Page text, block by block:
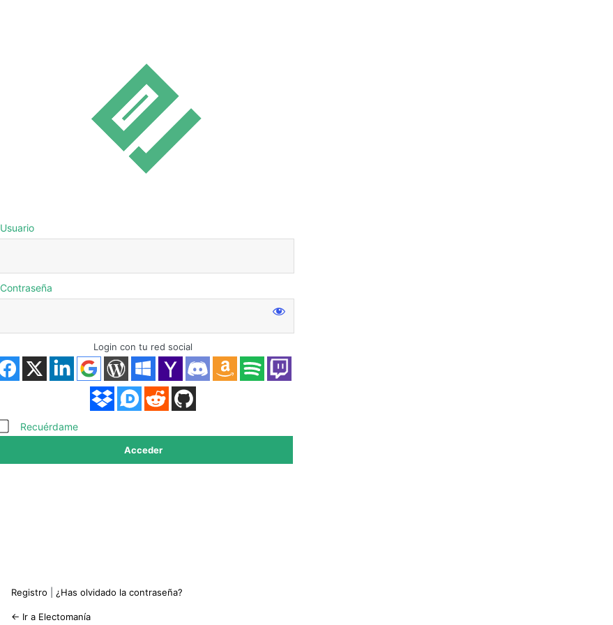
Acceder
Usuario
Contraseña
Login con tu red social
Recuérdame
Registro ¿Has olvidado la contraseña?
← Ir a Electomanía